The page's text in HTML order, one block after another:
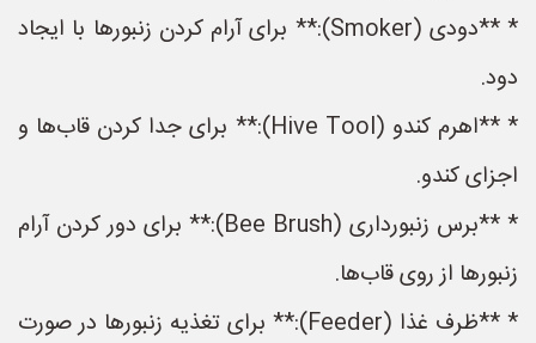
* **دودی (Smoker):** برای آرام کردن زنبورها با ایجاد
دود.
* **اهرم کندو (Hive Tool):** برای جدا کردن قاب‌ها و
اجزای کندو.
* **برس زنبورداری (Bee Brush):** برای دور کردن آرام
زنبورها از روی قاب‌ها.
* **ظرف غذا (Feeder):** برای تغذیه زنبورها در صورت